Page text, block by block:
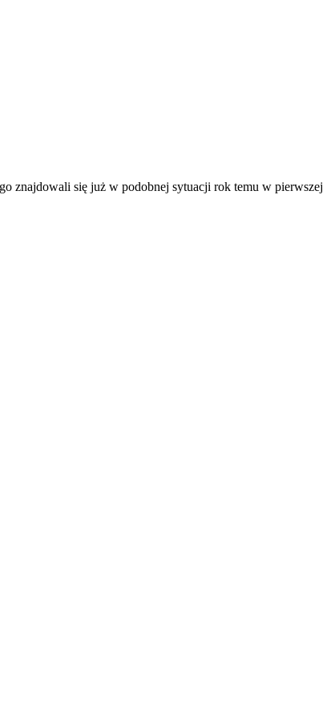
znajdowali się już w podobnej sytuacji rok temu w pierwszej